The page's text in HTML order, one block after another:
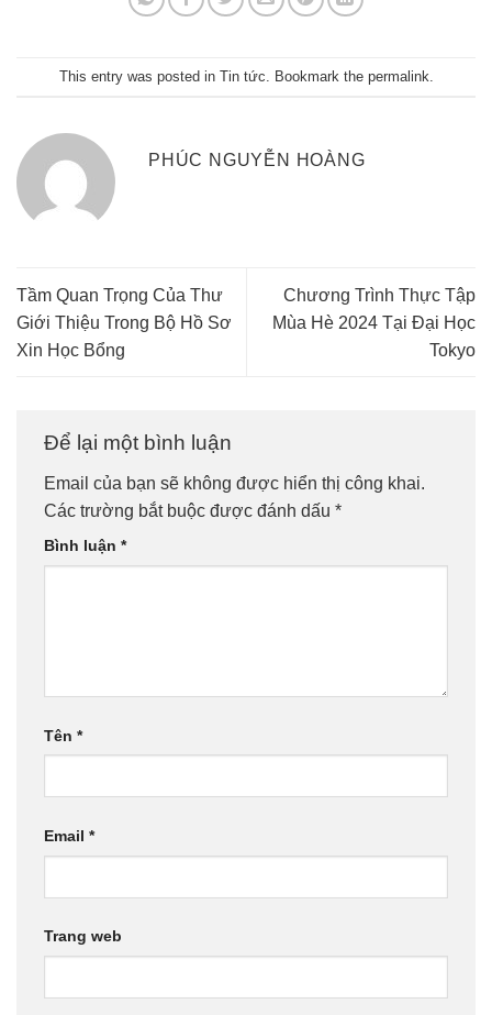
This entry was posted in Tin tức . Bookmark the permalink
PHÚC NGUYỄN HOÀNG
Tầm Quan Trọng Của Thư
Giới Thiệu Trong Bộ Hồ Sơ
Xin Học Bổng
Chương Trình Thực Tập
Mùa Hè 2024 Tại Đại Học
Tokyo
Để lại một bình luận
Email của bạn sẽ không được hiển thị công khai.
Các trường bắt buộc được đánh dấu *
Bình luận *
Tên *
Email *
Trang web